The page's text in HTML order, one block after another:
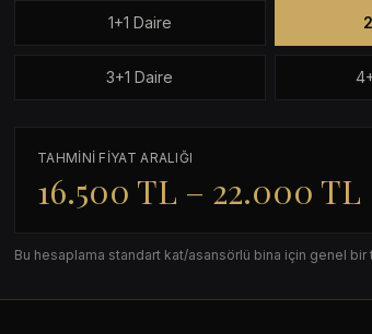
1+1 Daire
3+1 Daire
TAHMINI FIYAT ARALIĞI
16.500 TL – 22.000 TL
Bu hesaplama standart kat/asansörlü bina için genel